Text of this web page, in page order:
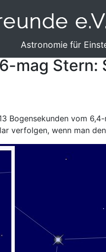
Astronomie für
mag Stern:
Bogensekunden vom
verfolgen, wenn man